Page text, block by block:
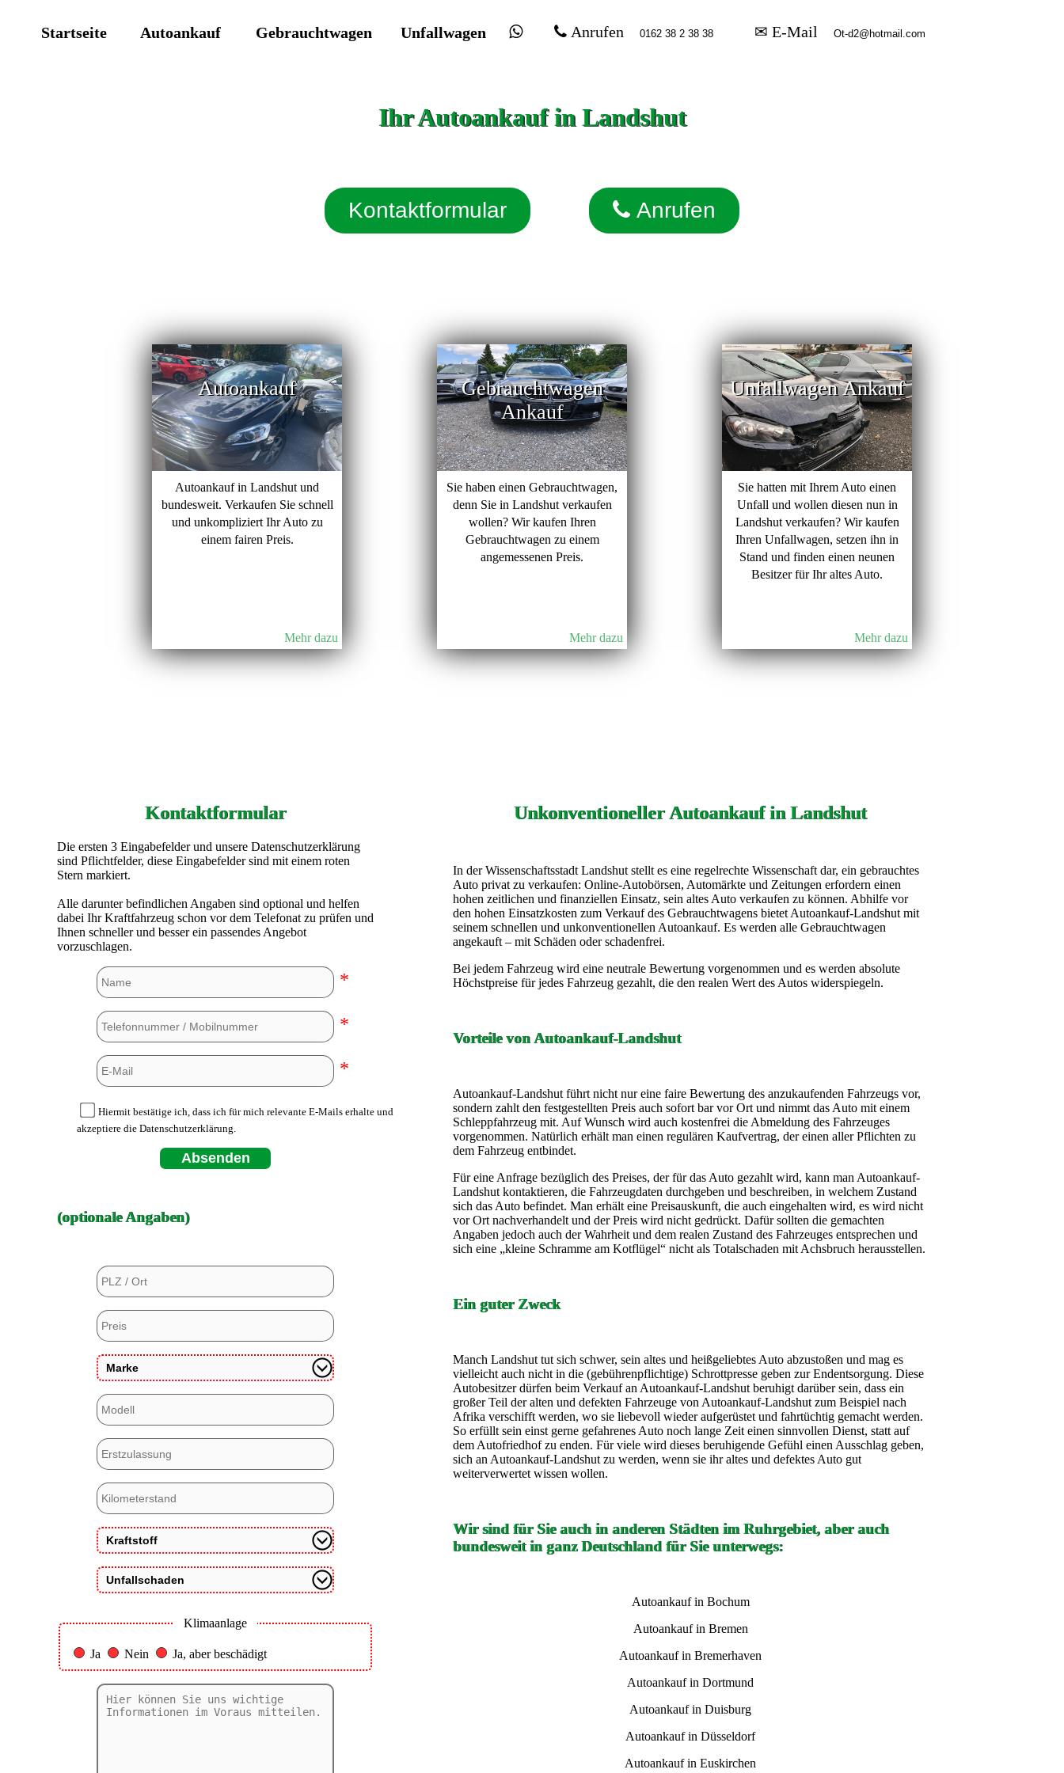
Startseite Autoankauf Gebrauchtwagen Unfallwagen Anrufen ✉ E-Mail
Ihr Autoankauf in Landshut
Kontaktformular Anrufen
Autoankauf
Autoankauf in Landshut und
bundesweit. Verkaufen Sie schnell
und unkompliziert Ihr Auto zu
einem fairen Preis.
Mehr dazu
Gebrauchtwagen
Ankauf
Sie haben einen Gebrauchtwagen,
denn Sie in Landshut verkaufen
wollen? Wir kaufen Ihren
Gebrauchtwagen zu einem
angemessenen Preis.
Mehr dazu
Unfallwagen Ankauf
Sie hatten mit Ihrem Auto einen
Unfall und wollen diesen nun in
Landshut verkaufen? Wir kaufen
Ihren Unfallwagen, setzen ihn in
Stand und finden einen neunen
Besitzer für Ihr altes Auto.
Mehr dazu
Kontaktformular
Die ersten 3 Eingabefelder und unsere Datenschutzerklärung
sind Pflichtfelder, diese Eingabefelder sind mit einem roten
Stern markiert.
Alle darunter befindlichen Angaben sind optional und helfen
dabei Ihr Kraftfahrzeug schon vor dem Telefonat zu prüfen und
Ihnen schneller und besser ein passendes Angebot
vorzuschlagen.
*
*
*
Hiermit bestätige ich, dass ich für mich relevante E-Mails erhalte und
akzeptiere die Datenschutzerklärung.
Absenden
(optionale Angaben)
Klimaanlage
Ja Nein Ja, aber beschädigt
Unkonventioneller Autoankauf in Landshut
In der Wissenschaftsstadt Landshut stellt es eine regelrechte Wissenschaft dar, ein gebrauchtes
Auto privat zu verkaufen: Online-Autobörsen, Automärkte und Zeitungen erfordern einen
hohen zeitlichen und finanziellen Einsatz, sein altes Auto verkaufen zu können. Abhilfe vor
den hohen Einsatzkosten zum Verkauf des Gebrauchtwagens bietet Autoankauf-Landshut mit
seinem schnellen und unkonventionellen Autoankauf. Es werden alle Gebrauchtwagen
angekauft – mit Schäden oder schadenfrei.
Bei jedem Fahrzeug wird eine neutrale Bewertung vorgenommen und es werden absolute
Höchstpreise für jedes Fahrzeug gezahlt, die den realen Wert des Autos widerspiegeln.
Vorteile von Autoankauf-Landshut
Autoankauf-Landshut führt nicht nur eine faire Bewertung des anzukaufenden Fahrzeugs vor,
sondern zahlt den festgestellten Preis auch sofort bar vor Ort und nimmt das Auto mit einem
Schleppfahrzeug mit. Auf Wunsch wird auch kostenfrei die Abmeldung des Fahrzeuges
vorgenommen. Natürlich erhält man einen regulären Kaufvertrag, der einen aller Pflichten zu
dem Fahrzeug entbindet.
Für eine Anfrage bezüglich des Preises, der für das Auto gezahlt wird, kann man Autoankauf-
Landshut kontaktieren, die Fahrzeugdaten durchgeben und beschreiben, in welchem Zustand
sich das Auto befindet. Man erhält eine Preisauskunft, die auch eingehalten wird, es wird nicht
vor Ort nachverhandelt und der Preis wird nicht gedrückt. Dafür sollten die gemachten
Angaben jedoch auch der Wahrheit und dem realen Zustand des Fahrzeuges entsprechen und
sich eine „kleine Schramme am Kotflügel“ nicht als Totalschaden mit Achsbruch herausstellen.
Ein guter Zweck
Manch Landshut tut sich schwer, sein altes und heißgeliebtes Auto abzustoßen und mag es
vielleicht auch nicht in die (gebührenpflichtige) Schrottpresse geben zur Endentsorgung. Diese
Autobesitzer dürfen beim Verkauf an Autoankauf-Landshut beruhigt darüber sein, dass ein
großer Teil der alten und defekten Fahrzeuge von Autoankauf-Landshut zum Beispiel nach
Afrika verschifft werden, wo sie liebevoll wieder aufgerüstet und fahrtüchtig gemacht werden.
So erfüllt sein einst gerne gefahrenes Auto noch lange Zeit einen sinnvollen Dienst, statt auf
dem Autofriedhof zu enden. Für viele wird dieses beruhigende Gefühl einen Ausschlag geben,
sich an Autoankauf-Landshut zu werden, wenn sie ihr altes und defektes Auto gut
weiterverwertet wissen wollen.
Wir sind für Sie auch in anderen Städten im Ruhrgebiet, aber auch
bundesweit in ganz Deutschland für Sie unterwegs:
Autoankauf in Bochum
Autoankauf in Bremen
Autoankauf in Bremerhaven
Autoankauf in Dortmund
Autoankauf in Duisburg
Autoankauf in Düsseldorf
Autoankauf in Euskirchen